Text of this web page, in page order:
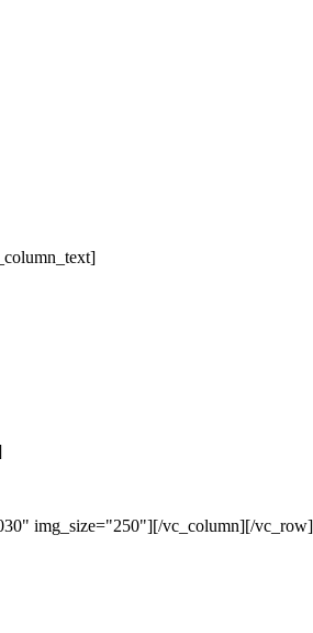
img_size="250"][/vc_column][/